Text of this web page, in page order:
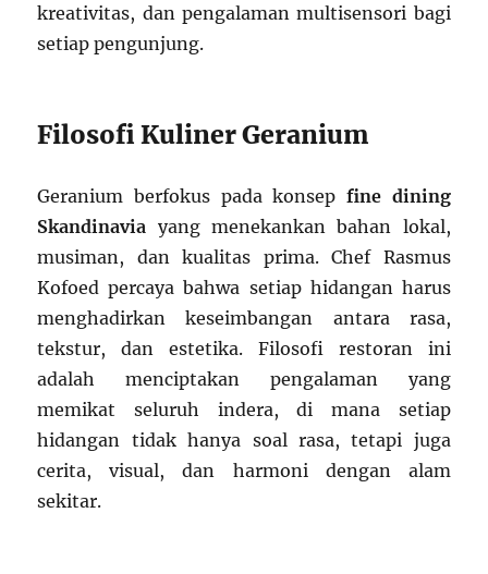
kreativitas, dan pengalaman multisensori bagi
setiap pengunjung.
Filosofi Kuliner Geranium
Geranium berfokus pada konsep fine dining
Skandinavia yang menekankan bahan lokal,
musiman, dan kualitas prima. Chef Rasmus
Kofoed percaya bahwa setiap hidangan harus
menghadirkan keseimbangan antara rasa,
tekstur, dan estetika. Filosofi restoran ini
adalah menciptakan pengalaman yang
memikat seluruh indera, di mana setiap
hidangan tidak hanya soal rasa, tetapi juga
cerita, visual, dan harmoni dengan alam
sekitar.